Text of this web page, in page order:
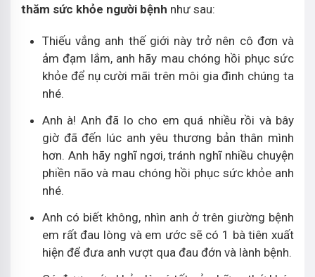
thăm sức khỏe người bệnh như sau:
Thiếu vắng anh thế giới này trở nên cô đơn và
ảm đạm lắm, anh hãy mau chóng hồi phục sức
khỏe để nụ cười mãi trên môi gia đình chúng ta
nhé.
Anh à! Anh đã lo cho em quá nhiều rồi và bây
giờ đã đến lúc anh yêu thương bản thân mình
hơn. Anh hãy nghĩ ngơi, tránh nghĩ nhiều chuyện
phiền não và mau chóng hồi phục sức khỏe anh
nhé.
Anh có biết không, nhìn anh ở trên giường bệnh
em rất đau lòng và em ước sẽ có 1 bà tiên xuất
hiện để đưa anh vượt qua đau đớn và lành bệnh.